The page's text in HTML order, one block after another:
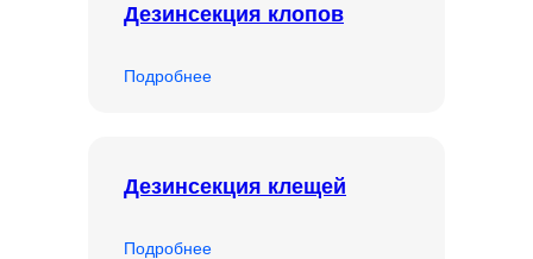
Дезинсекция клопов
Подробнее
Дезинсекция клещей
Подробнее